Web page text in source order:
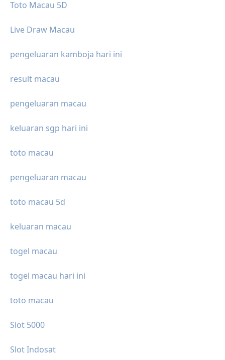
Toto Macau 5D
Live Draw Macau
pengeluaran kamboja hari ini
result macau
pengeluaran macau
keluaran sgp hari ini
toto macau
pengeluaran macau
toto macau 5d
keluaran macau
togel macau
togel macau hari ini
toto macau
Slot 5000
Slot Indosat